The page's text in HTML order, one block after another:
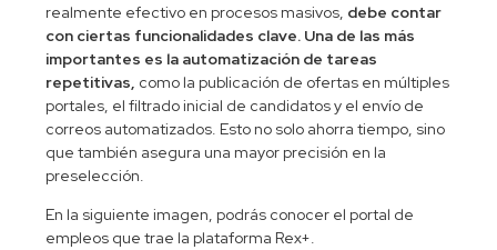
realmente efectivo en procesos masivos, debe contar
con ciertas funcionalidades clave. Una de las más
importantes es la automatización de tareas
repetitivas, como la publicación de ofertas en múltiples
portales, el filtrado inicial de candidatos y el envío de
correos automatizados. Esto no solo ahorra tiempo, sino
que también asegura una mayor precisión en la
preselección.
En la siguiente imagen, podrás conocer el portal de
empleos que trae la plataforma Rex+.